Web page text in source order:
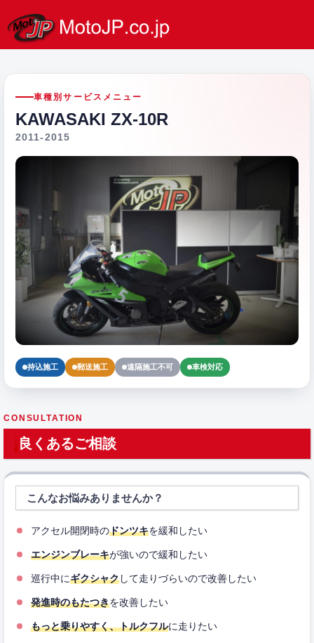
車種別サービスメニュー
KAWASAKI ZX-10R
2011-2015
持込施工 郵送施工 遠隔施工不可 車検対応
CONSULTATION
良くあるご相談
こんなお悩みありませんか？
アクセル開閉時のドンツキを緩和したい
エンジンブレーキが強いので緩和したい
巡行中にギクシャクして走りづらいので改善したい
発進時のもたつきを改善したい
もっと乗りやすく、トルクフルに走りたい